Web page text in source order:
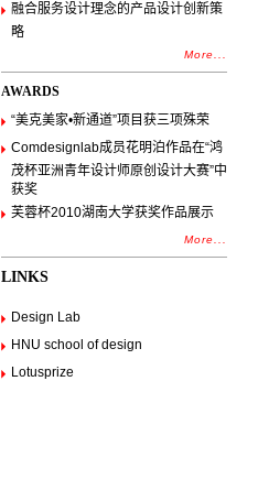
融合服务设计理念的产品设计创新策
略
More...
AWARDS
“美克美家•新通道”项目获三项殊荣
Comdesignlab成员花明泊作品在“鸿
茂杯亚洲青年设计师原创设计大赛”中
获奖
芙蓉杯2010湖南大学获奖作品展示
More...
LINKS
Design Lab
HNU school of design
Lotusprize